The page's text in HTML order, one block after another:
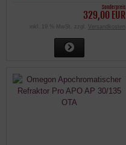
Sonderpreis
329,00 EUR
inkl. 19 % MwSt. zzgl. Versandkosten